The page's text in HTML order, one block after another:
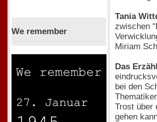
We remember
Tania
zwischen
Miriam
Das
bei den
Trost über
gehen